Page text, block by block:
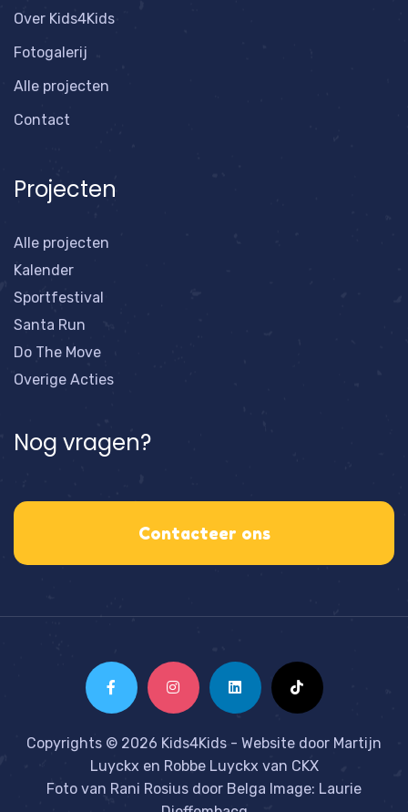
Over Kids4Kids
Fotogalerij
Alle projecten
Contact
Projecten
Alle projecten
Kalender
Sportfestival
Santa Run
Do The Move
Overige Acties
Nog vragen?
Contacteer ons
Copyrights © 2026 Kids4Kids - Website door Martijn
Luyckx en Robbe Luyckx van CKX
Foto van Rani Rosius door Belga Image: Laurie